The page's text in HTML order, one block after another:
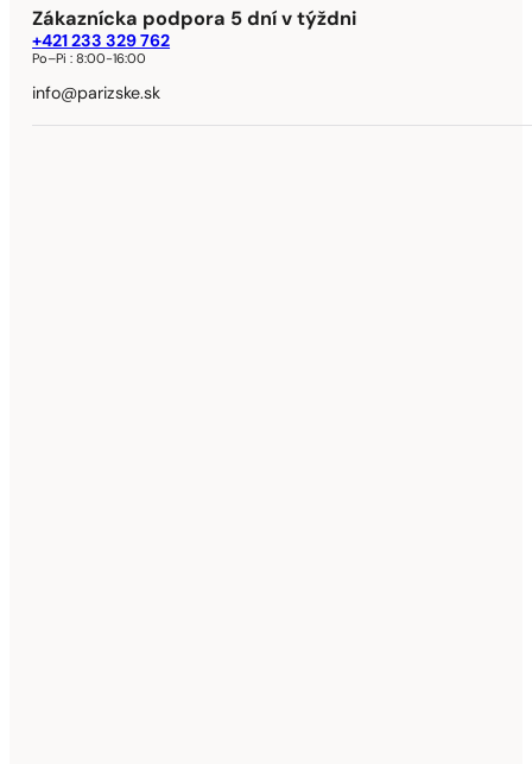
Zákaznícka podpora 5 dní v týždni
+421 233 329 762
Po–Pi :8:00-16:00
info@parizske.sk